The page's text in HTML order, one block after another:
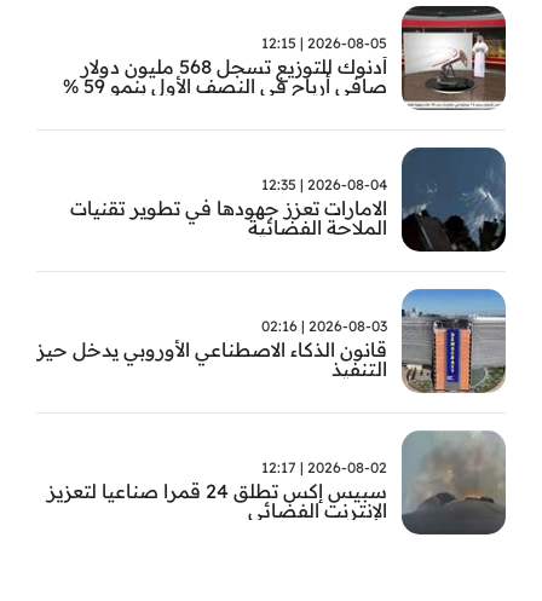
2026-08-05 | 12:15
أدنوك للتوزيع تسجل 568 مليون دولار
صافي أرباح في النصف الأول بنمو 59 %
2026-08-04 | 12:35
الامارات تعزز جهودها في تطوير تقنيات
الملاحة الفضائية
2026-08-03 | 02:16
قانون الذكاء الاصطناعي الأوروبي يدخل حيز
التنفيذ
2026-08-02 | 12:17
سبيس إكس تطلق 24 قمرا صناعيا لتعزيز
الإنترنت الفضائي